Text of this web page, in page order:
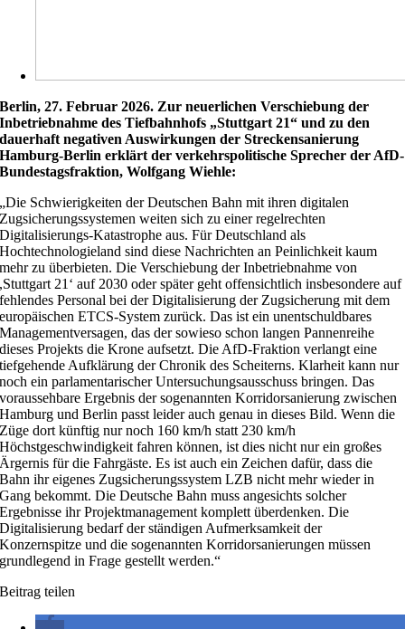
Berlin, 27. Februar 2026. Zur neuerlichen Verschiebung der
Inbetriebnahme des Tiefbahnhofs „Stuttgart 21“ und zu den
dauerhaft negativen Auswirkungen der Streckensanierung
Hamburg-Berlin erklärt der verkehrspolitische Sprecher der AfD-
Bundestagsfraktion, Wolfgang Wiehle:
„Die Schwierigkeiten der Deutschen Bahn mit ihren digitalen
Zugsicherungssystemen weiten sich zu einer regelrechten
Digitalisierungs-Katastrophe aus. Für Deutschland als
Hochtechnologieland sind diese Nachrichten an Peinlichkeit kaum
mehr zu überbieten. Die Verschiebung der Inbetriebnahme von
,Stuttgart 21‘ auf 2030 oder später geht offensichtlich insbesondere auf
fehlendes Personal bei der Digitalisierung der Zugsicherung mit dem
europäischen ETCS-System zurück. Das ist ein unentschuldbares
Managementversagen, das der sowieso schon langen Pannenreihe
dieses Projekts die Krone aufsetzt. Die AfD-Fraktion verlangt eine
tiefgehende Aufklärung der Chronik des Scheiterns. Klarheit kann nur
noch ein parlamentarischer Untersuchungsausschuss bringen. Das
voraussehbare Ergebnis der sogenannten Korridorsanierung zwischen
Hamburg und Berlin passt leider auch genau in dieses Bild. Wenn die
Züge dort künftig nur noch 160 km/h statt 230 km/h
Höchstgeschwindigkeit fahren können, ist dies nicht nur ein großes
Ärgernis für die Fahrgäste. Es ist auch ein Zeichen dafür, dass die
Bahn ihr eigenes Zugsicherungssystem LZB nicht mehr wieder in
Gang bekommt. Die Deutsche Bahn muss angesichts solcher
Ergebnisse ihr Projektmanagement komplett überdenken. Die
Digitalisierung bedarf der ständigen Aufmerksamkeit der
Konzernspitze und die sogenannten Korridorsanierungen müssen
grundlegend in Frage gestellt werden.“
Beitrag teilen